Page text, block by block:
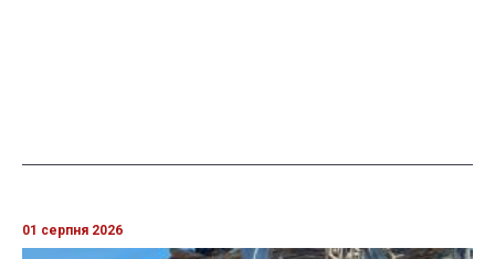
01 серпня 2026